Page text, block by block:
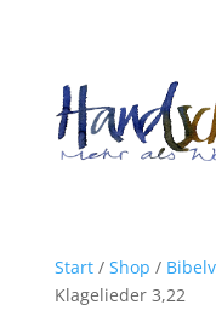
Start/ Shop /
Klagelieder 3,22